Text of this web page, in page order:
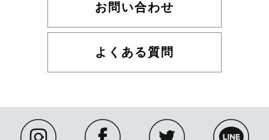
お問い合わせ
よくある質問